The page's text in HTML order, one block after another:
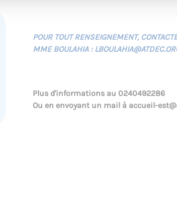
POUR TOUT RENSEIGNEMENT,
MME BOULAHIA :
Plus d'informations au 0240492286
Ou en envoyant un mail à accueil-